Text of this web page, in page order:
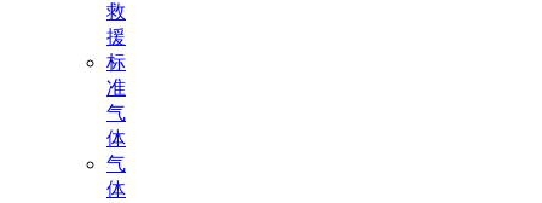
救
援
标
准
气
体
气
体